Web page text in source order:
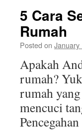
5 Cara
Rumah
Posted on January
Apakah
rumah?
rumah
mencuci